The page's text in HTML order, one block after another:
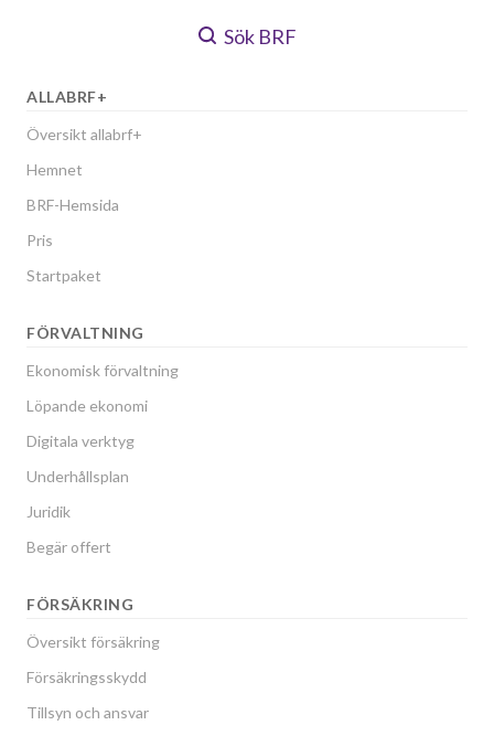
Sök BRF
ALLABRF+
Översikt allabrf+
Hemnet
BRF-Hemsida
Pris
Startpaket
FÖRVALTNING
Ekonomisk förvaltning
Löpande ekonomi
Digitala verktyg
Underhållsplan
Juridik
Begär offert
FÖRSÄKRING
Översikt försäkring
Försäkringsskydd
Tillsyn och ansvar